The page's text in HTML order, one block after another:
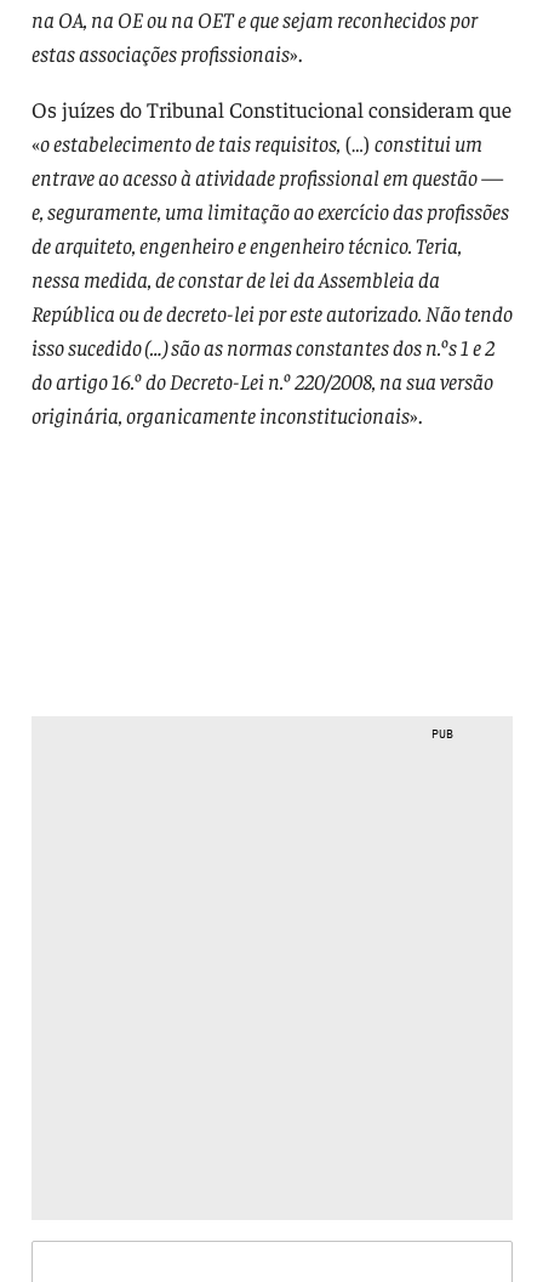
na OA, na OE ou na OET e que sejam reconhecidos por
estas associações profissionais».
Os juízes do Tribunal Constitucional consideram que
«o estabelecimento de tais requisitos, (…) constitui um
entrave ao acesso à atividade profissional em questão —
e, seguramente, uma limitação ao exercício das profissões
de arquiteto, engenheiro e engenheiro técnico. Teria,
nessa medida, de constar de lei da Assembleia da
República ou de decreto-lei por este autorizado. Não tendo
isso sucedido (…) são as normas constantes dos n.ºs 1 e 2
do artigo 16.º do Decreto-Lei n.º 220/2008, na sua versão
originária, organicamente inconstitucionais».
PUB